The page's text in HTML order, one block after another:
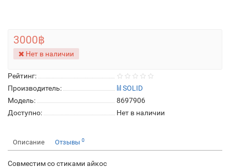
Рейтинг:
Производитель:
lil SOLID
Модель:
8697906
Доступно:
Нет в наличии
3000฿
Нет в наличии
Описание Отзывы 0
Совместим со стиками айкос